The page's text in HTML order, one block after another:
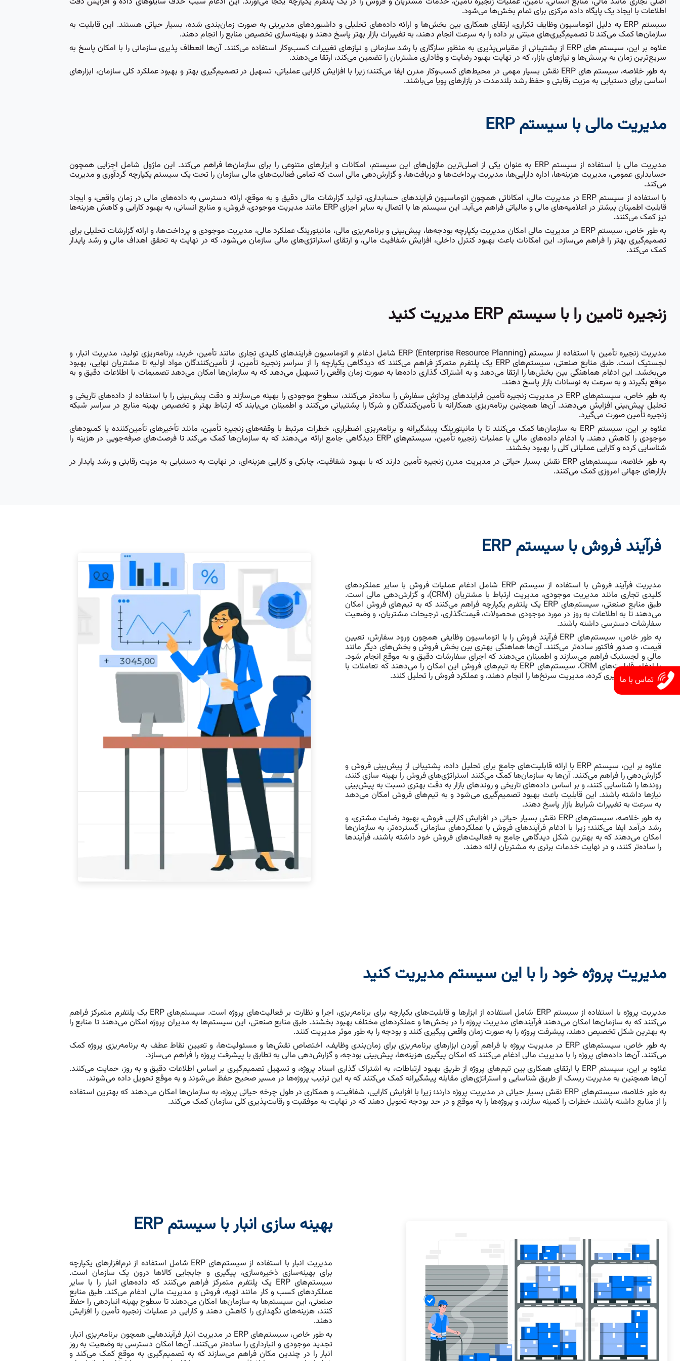
اطلاعات با ایجاد یک پایگاه داده مرکزی برای تمام بخش‌ها می‌شود.
سیستم ERP به دلیل اتوماسیون وظایف تکراری، ارتقای همکاری بین بخش‌ها و ارائه داده‌های تحلیلی و داشبوردهای مدیریتی به صورت زمان‌بندی شده، بسیار حیاتی هستند. این قابلیت به
سازمان‌ها کمک می‌کند تا تصمیم‌گیری‌های مبتنی بر داده را به سرعت انجام دهند، به تغییرات بازار بهتر پاسخ دهند و بهینه‌سازی تخصیص منابع را انجام دهند.
علاوه بر این، سیستم ‌های ERP از پشتیبانی از مقیاس‌پذیری به منظور سازگاری با رشد سازمانی و نیازهای تغییرات کسب‌وکار استفاده می‌کنند. آن‌ها انعطاف پذیری سازمانی را با امکان پاسخ به
سریع‌ترین زمان به پرسش‌ها و نیازهای بازار، که در نهایت بهبود رضایت و وفاداری مشتریان را تضمین می‌کند، ارتقا می‌دهند.
به طور خلاصه، سیستم های ERP نقش بسیار مهمی در محیط‌های کسب‌وکار مدرن ایفا می‌کنند؛ زیرا با افزایش کارایی عملیاتی، تسهیل در تصمیم‌گیری بهتر و بهبود عملکرد کلی سازمان، ابزارهای
اساسی برای دستیابی به مزیت رقابتی و حفظ رشد بلندمدت در بازارهای پویا می‌باشند.
مدیریت مالی با سیستم ERP
مدیریت مالی با استفاده از سیستم ERP به عنوان یکی از اصلی‌ترین ماژول‌های این سیستم، امکانات و ابزارهای متنوعی را برای سازمان‌ها فراهم می‌کند. این ماژول شامل اجزایی همچون
حسابداری عمومی، مدیریت هزینه‌ها، اداره دارایی‌ها، مدیریت پرداخت‌ها و دریافت‌ها، و گزارش‌دهی مالی است که تمامی فعالیت‌های مالی سازمان را تحت یک سیستم یکپارچه گردآوری و مدیریت
می‌کند.
با استفاده از سیستم ERP در مدیریت مالی، امکاناتی همچون اتوماسیون فرایندهای حسابداری، تولید گزارشات مالی دقیق و به موقع، ارائه دسترسی به داده‌های مالی در زمان واقعی، و ایجاد
قابلیت اطمینان بیشتر در اعلامیه‌های مالی و مالیاتی فراهم می‌آید. این سیستم ها با اتصال به سایر اجزای ERP مانند مدیریت موجودی، فروش، و منابع انسانی، به بهبود کارایی و کاهش هزینه‌ها
نیز کمک می‌کنند.
به طور خاص، سیستم ERP در مدیریت مالی امکان مدیریت یکپارچه بودجه‌ها، پیش‌بینی و برنامه‌ریزی مالی، مانیتورینگ عملکرد مالی، مدیریت موجودی و پرداخت‌ها، و ارائه گزارشات تحلیلی برای
تصمیم‌گیری بهتر را فراهم می‌سازد. این امکانات باعث بهبود کنترل داخلی، افزایش شفافیت مالی، و ارتقای استراتژی‌های مالی سازمان می‌شود، که در نهایت به تحقق اهداف مالی و رشد پایدار
کمک می‌کند.
زنجیره تامین را با سیستم ERP مدیریت کنید
مدیریت زنجیره تأمین با استفاده از سیستم ERP (Enterprise Resource Planning) شامل ادغام و اتوماسیون فرایندهای کلیدی تجاری مانند تأمین، خرید، برنامه‌ریزی تولید، مدیریت انبار، و
لجستیک است. طبق منابع صنعتی، سیستم‌های ERP یک پلتفرم متمرکز فراهم می‌کنند که دیدگاهی یکپارچه را از سراسر زنجیره تأمین، از تأمین‌کنندگان مواد اولیه تا مشتریان نهایی، بهبود
می‌بخشد. این ادغام هماهنگی بین بخش‌ها را ارتقا می‌دهد و به اشتراک گذاری داده‌ها به صورت زمان واقعی را تسهیل می‌دهد که به سازمان‌ها امکان می‌دهد تصمیمات با اطلاعات دقیق و به
موقع بگیرند و به سرعت به نوسانات بازار پاسخ دهند.
به طور خاص، سیستم‌های ERP در مدیریت زنجیره تأمین فرایندهای پردازش سفارش را ساده‌تر می‌کنند، سطوح موجودی را بهینه می‌سازند و دقت پیش‌بینی را با استفاده از داده‌های تاریخی و
تحلیل پیش‌بینی افزایش می‌دهند. آن‌ها همچنین برنامه‌ریزی همکارانه با تأمین‌کنندگان و شرکا را پشتیبانی می‌کنند و اطمینان می‌یابند که ارتباط بهتر و تخصیص بهینه منابع در سراسر شبکه
زنجیره تأمین صورت می‌گیرد.
علاوه بر این، سیستم ERP به سازمان‌ها کمک می‌کنند تا با مانیتورینگ پیشگیرانه و برنامه‌ریزی اضطراری، خطرات مرتبط با وقفه‌های زنجیره تأمین، مانند تأخیرهای تأمین‌کننده یا کمبود‌های
موجودی را کاهش دهند. با ادغام داده‌های مالی با عملیات زنجیره تأمین، سیستم‌های ERP دیدگاهی جامع ارائه می‌دهند که به سازمان‌ها کمک می‌کند تا فرصت‌های صرفه‌جویی در هزینه را
شناسایی کرده و کارایی عملیاتی کلی را بهبود بخشند.
به طور خلاصه، سیستم‌های ERP نقش بسیار حیاتی در مدیریت مدرن زنجیره تأمین دارند که با بهبود شفافیت، چابکی و کارایی هزینه‌ای، در نهایت به دستیابی به مزیت رقابتی و رشد پایدار در
بازارهای جهانی امروزی کمک می‌کنند.
علاوه بر این، سیستم ERP با ارائه قابلیت‌های جامع برای تحلیل داده، پشتیبانی از پیش‌بینی فروش و
گزارش‌دهی را فراهم می‌کنند. آن‌ها به سازمان‌ها کمک می‌کنند استراتژی‌های فروش را بهینه سازی کنند،
روندها را شناسایی کنند، و بر اساس داده‌های تاریخی و روندهای بازار به دقت بهتری نسبت به پیش‌بینی
نیازها داشته باشند. این قابلیت باعث بهبود تصمیم‌گیری می‌شود و به تیم‌های فروش امکان می‌دهد
به سرعت به تغییرات شرایط بازار پاسخ دهند.
به طور خلاصه، سیستم‌های ERP نقش بسیار حیاتی در افزایش کارایی فروش، بهبود رضایت مشتری، و
رشد درآمد ایفا می‌کنند؛ زیرا با ادغام فرآیندهای فروش با عملکردهای سازمانی گسترده‌تر، به سازمان‌ها
امکان می‌دهند که به بهترین شکل دیدگاهی جامع به فعالیت‌های فروش خود داشته باشند، فرآیندها
را ساده‌تر کنند، و در نهایت خدمات برتری به مشتریان ارائه دهند.
فرآیند فروش با سیستم ERP
مدیریت فرآیند فروش با استفاده از سیستم ERP شامل ادغام عملیات فروش با سایر عملکردهای
کلیدی تجاری مانند مدیریت موجودی، مدیریت ارتباط با مشتریان (CRM)، و گزارش‌دهی مالی است.
طبق منابع صنعتی، سیستم‌های ERP یک پلتفرم یکپارچه فراهم می‌کنند که به تیم‌های فروش امکان
می‌دهند تا به اطلاعات به روز در مورد موجودی محصولات، قیمت‌گذاری، ترجیحات مشتریان، و وضعیت
سفارشات دسترسی داشته باشند.
به طور خاص، سیستم‌های ERP فرآیند فروش را با اتوماسیون وظایفی همچون ورود سفارش، تعیین
قیمت، و صدور فاکتور ساده‌تر می‌کنند. آن‌ها هماهنگی بهتری بین بخش فروش و بخش‌های دیگر مانند
مالی و لجستیک فراهم می‌سازند و اطمینان می‌دهند که اجرای سفارشات دقیق و به موقع انجام شود.
با ادغام قابلیت‌های CRM، سیستم‌های ERP به تیم‌های فروش این امکان را می‌دهند که تعاملات با
مشتریان را پیگیری کرده، مدیریت سرنخ‌ها را انجام دهند، و عملکرد فروش را تحلیل کنند.
مدیریت پروژه خود را با این سیستم مدیریت کنید
مدیریت پروژه با استفاده از سیستم ERP شامل استفاده از ابزارها و قابلیت‌های یکپارچه برای برنامه‌ریزی، اجرا و نظارت بر فعالیت‌های پروژه است. سیستم‌های ERP یک پلتفرم متمرکز فراهم
می‌کنند که به سازمان‌ها امکان می‌دهند فرآیندهای مدیریت پروژه را در بخش‌ها و عملکردهای مختلف بهبود بخشند. طبق منابع صنعتی، این سیستم‌ها به مدیران پروژه امکان می‌دهند تا منابع را
به بهترین شکل تخصیص دهند، پیشرفت پروژه را به صورت زمان واقعی پیگیری کنند و بودجه را به طور موثر مدیریت کنند.
به طور خاص، سیستم‌های ERP در مدیریت پروژه با فراهم آوردن ابزارهای برنامه‌ریزی برای زمان‌بندی وظایف، اختصاص نقش‌ها و مسئولیت‌ها، و تعیین نقاط عطف به برنامه‌ریزی پروژه کمک
می‌کنند. آن‌ها داده‌های پروژه را با مدیریت مالی ادغام می‌کنند که امکان پیگیری هزینه‌ها، پیش‌بینی بودجه، و گزارش‌دهی مالی به تطابق با پیشرفت پروژه را فراهم می‌سازد.
علاوه بر این، سیستم ERP با ارتقای همکاری بین تیم‌های پروژه از طریق بهبود ارتباطات، به اشتراک گذاری اسناد پروژه، و تسهیل تصمیم‌گیری بر اساس اطلاعات دقیق و به روز، حمایت می‌کنند.
آن‌ها همچنین به مدیریت ریسک از طریق شناسایی و استراتژی‌های مقابله پیشگیرانه کمک می‌کنند که به این ترتیب پروژه‌ها در مسیر صحیح حفظ می‌شوند و به موقع تحویل داده می‌شوند.
به طور خلاصه، سیستم‌های ERP نقش بسیار حیاتی در مدیریت پروژه دارند؛ زیرا با افزایش کارایی، شفافیت، و همکاری در طول چرخه حیاتی پروژه، به سازمان‌ها امکان می‌دهند که بهترین استفاده
را از منابع داشته باشند، خطرات را کمینه سازند، و پروژه‌ها را به موقع و در حد بودجه تحویل دهند که در نهایت به موفقیت و رقابت‌پذیری کلی سازمان کمک می‌کند.
بهینه سازی انبار با سیستم ERP
مدیریت انبار با استفاده از سیستم‌های ERP شامل استفاده از نرم‌افزارهای یکپارچه
برای بهینه‌سازی ذخیره‌سازی، پیگیری و جابجایی کالاها درون یک سازمان است.
سیستم‌های ERP یک پلتفرم متمرکز فراهم می‌کنند که داده‌های انبار را با سایر
عملکردهای کسب و کار مانند تهیه، فروش و مدیریت مالی ادغام می‌کند. طبق منابع
صنعتی، این سیستم‌ها به سازمان‌ها امکان می‌دهند تا سطوح بهینه انباردهی را حفظ
کنند، هزینه‌های نگهداری را کاهش دهند و کارایی در عملیات زنجیره تأمین را افزایش
دهند.
به طور خاص، سیستم‌های ERP در مدیریت انبار فرآیندهایی همچون برنامه‌ریزی انبار،
تجدید موجودی و انبارداری را ساده‌تر می‌کنند. آن‌ها امکان دسترسی به وضعیت به روز
انبار را در چندین مکان فراهم می‌سازند که به تصمیم‌گیری به موقع کمک می‌کند و
تماس با ما